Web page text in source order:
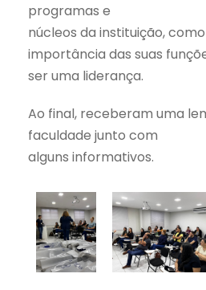
programas e
núcleos da instituição,
importância das suas
ser uma liderança.
Ao final, receberam uma
faculdade junto com
alguns informativos.